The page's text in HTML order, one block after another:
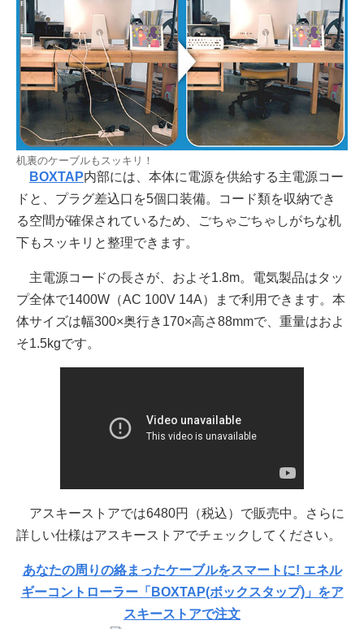
机裏のケーブルもスッキリ！
BOXTAP内部には、本体に電源を供給する主電源コー
ドと、プラグ差込口を5個口装備。コード類を収納でき
る空間が確保されているため、ごちゃごちゃしがちな机
下もスッキリと整理できます。
主電源コードの長さが、およそ1.8m。電気製品はタッ
プ全体で1400W（AC 100V 14A）まで利用できます。本
体サイズは幅300×奥行き170×高さ88mmで、重量はおよ
そ1.5kgです。
アスキーストアでは6480円（税込）で販売中。さらに
詳しい仕様はアスキーストアでチェックしてください。
あなたの周りの絡まったケーブルをスマートに! エネル
ギーコントローラー「BOXTAP(ボックスタップ)」をア
スキーストアで注文